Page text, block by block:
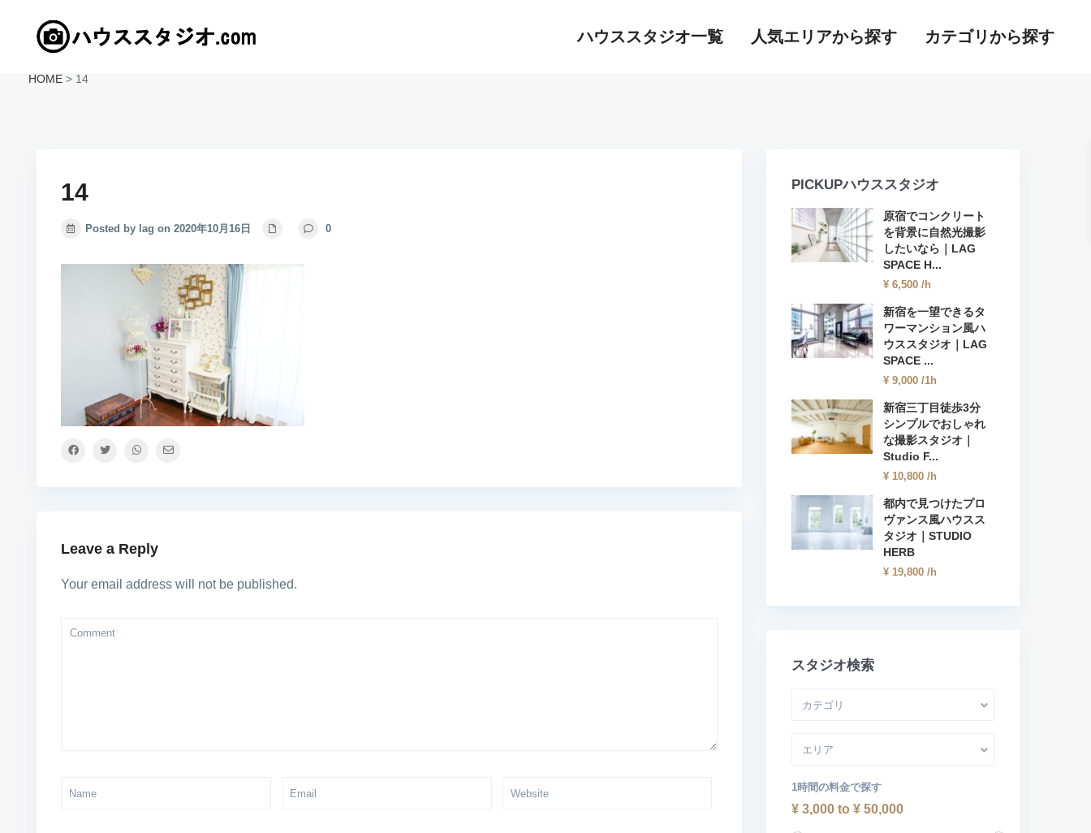
ハウススタジオ一覧 人気エリアから探す カテゴリから探す
HOME > 14
14
Posted by lag on 2020年10月16日 0
Leave a Reply
Your email address will not be published.
PICKUPハウススタジオ
原宿でコンクリート
を背景に自然光撮影
したいなら｜LAG
SPACE H...
¥ 6,500 /h
新宿を一望できるタ
ワーマンション風ハ
ウススタジオ｜LAG
SPACE ...
¥ 9,000 /1h
新宿三丁目徒歩3分
シンプルでおしゃれ
な撮影スタジオ｜
Studio F...
¥ 10,800 /h
都内で見つけたプロ
ヴァンス風ハウスス
タジオ｜STUDIO
HERB
¥ 19,800 /h
スタジオ検索
カテゴリ
エリア
1時間の料金で探す
¥ 3,000 to ¥ 50,000